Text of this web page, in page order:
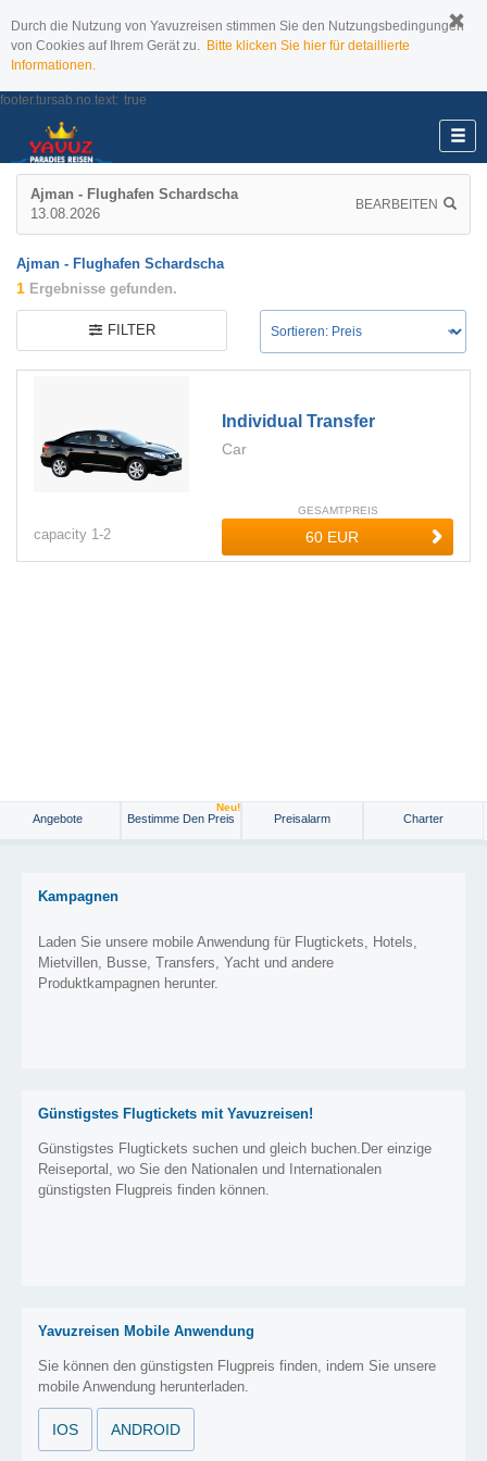
Durch die Nutzung von Yavuzreisen stimmen Sie den Nutzungsbedingungen
von Cookies auf Ihrem Gerät zu. Bitte klicken Sie hier für detaillierte
Informationen.
footer.tursab.no.text: true
Ajman - Flughafen Schardscha
13.08.2026
BEARBEITEN
Ajman - Flughafen Schardscha
1 Ergebnisse gefunden.
FILTER
Individual Transfer
Car
capacity 1-2
GESAMTPREIS
Angebote Bestimme Den Preis
Neu!
Preisalarm Charter
Kampagnen
Laden Sie unsere mobile Anwendung für Flugtickets, Hotels,
Mietvillen, Busse, Transfers, Yacht und andere
Produktkampagnen herunter.
Günstigstes Flugtickets mit Yavuzreisen!
Günstigstes Flugtickets suchen und gleich buchen.Der einzige
Reiseportal, wo Sie den Nationalen und Internationalen
günstigsten Flugpreis finden können.
Yavuzreisen Mobile Anwendung
Sie können den günstigsten Flugpreis finden, indem Sie unsere
mobile Anwendung herunterladen.
IOS ANDROID